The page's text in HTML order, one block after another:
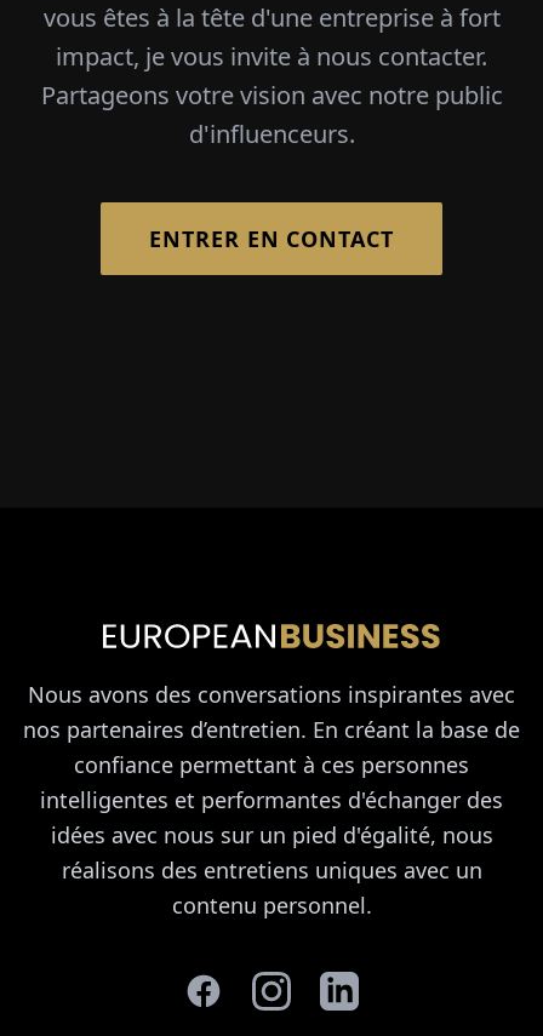
vous êtes à la tête d'une entreprise à fort
impact, je vous invite à nous contacter.
Partageons votre vision avec notre public
d'influenceurs.
ENTRER EN CONTACT
Nous avons des conversations inspirantes avec
nos partenaires d’entretien. En créant la base de
confiance permettant à ces personnes
intelligentes et performantes d'échanger des
idées avec nous sur un pied d'égalité, nous
réalisons des entretiens uniques avec un
contenu personnel.